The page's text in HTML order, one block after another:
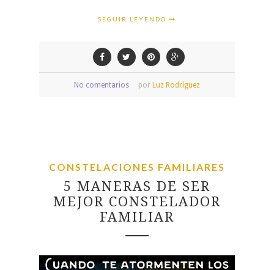
SEGUIR LEYENDO
No comentarios por Luz Rodríguez
CONSTELACIONES FAMILIARES
5 MANERAS DE SER
MEJOR CONSTELADOR
FAMILIAR